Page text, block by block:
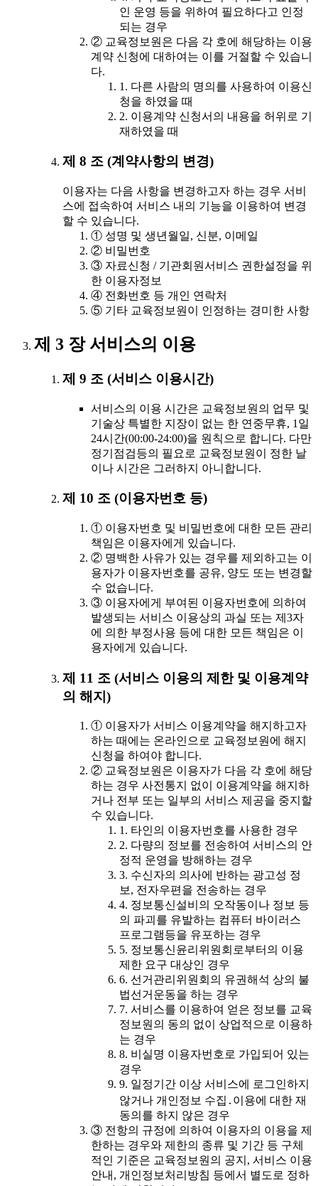
인 운영 등을 위하여 필요하다고 인정
되는 경우
② 교육정보원은 다음 각 호에 해당하는 이용
계약 신청에 대하여는 이를 거절할 수 있습니
다.
1. 다른 사람의 명의를 사용하여 이용신
청을 하였을 때
2. 이용계약 신청서의 내용을 허위로 기
재하였을 때
제 8 조 (계약사항의 변경)
이용자는 다음 사항을 변경하고자 하는 경우 서비
스에 접속하여 서비스 내의 기능을 이용하여 변경
할 수 있습니다.
① 성명 및 생년월일, 신분, 이메일
② 비밀번호
③ 자료신청 / 기관회원서비스 권한설정을 위
한 이용자정보
④ 전화번호 등 개인 연락처
⑤ 기타 교육정보원이 인정하는 경미한 사항
제 3 장 서비스의 이용
제 9 조 (서비스 이용시간)
서비스의 이용 시간은 교육정보원의 업무 및
기술상 특별한 지장이 없는 한 연중무휴, 1일
24시간(00:00-24:00)을 원칙으로 합니다. 다만
정기점검등의 필요로 교육정보원이 정한 날
이나 시간은 그러하지 아니합니다.
제 10 조 (이용자번호 등)
① 이용자번호 및 비밀번호에 대한 모든 관리
책임은 이용자에게 있습니다.
② 명백한 사유가 있는 경우를 제외하고는 이
용자가 이용자번호를 공유, 양도 또는 변경할
수 없습니다.
③ 이용자에게 부여된 이용자번호에 의하여
발생되는 서비스 이용상의 과실 또는 제3자
에 의한 부정사용 등에 대한 모든 책임은 이
용자에게 있습니다.
제 11 조 (서비스 이용의 제한 및 이용계약
의 해지)
① 이용자가 서비스 이용계약을 해지하고자
하는 때에는 온라인으로 교육정보원에 해지
신청을 하여야 합니다.
② 교육정보원은 이용자가 다음 각 호에 해당
하는 경우 사전통지 없이 이용계약을 해지하
거나 전부 또는 일부의 서비스 제공을 중지할
수 있습니다.
1. 타인의 이용자번호를 사용한 경우
2. 다량의 정보를 전송하여 서비스의 안
정적 운영을 방해하는 경우
3. 수신자의 의사에 반하는 광고성 정
보, 전자우편을 전송하는 경우
4. 정보통신설비의 오작동이나 정보 등
의 파괴를 유발하는 컴퓨터 바이러스
프로그램등을 유포하는 경우
5. 정보통신윤리위원회로부터의 이용
제한 요구 대상인 경우
6. 선거관리위원회의 유권해석 상의 불
법선거운동을 하는 경우
7. 서비스를 이용하여 얻은 정보를 교육
정보원의 동의 없이 상업적으로 이용하
는 경우
8. 비실명 이용자번호로 가입되어 있는
경우
9. 일정기간 이상 서비스에 로그인하지
않거나 개인정보 수집․이용에 대한 재
동의를 하지 않은 경우
③ 전항의 규정에 의하여 이용자의 이용을 제
한하는 경우와 제한의 종류 및 기간 등 구체
적인 기준은 교육정보원의 공지, 서비스 이용
안내, 개인정보처리방침 등에서 별도로 정하